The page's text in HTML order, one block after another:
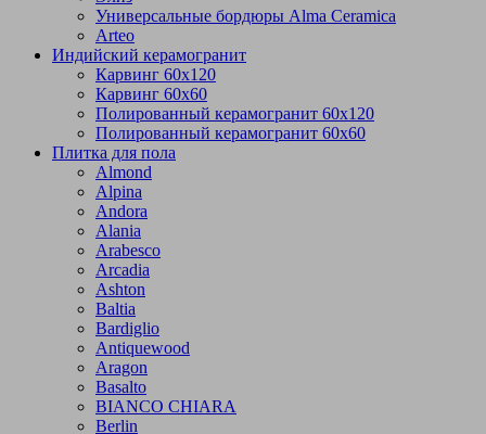
Универсальные бордюры Alma Ceramica
Arteo
Индийский керамогранит
Карвинг 60х120
Карвинг 60х60
Полированный керамогранит 60х120
Полированный керамогранит 60х60
Плитка для пола
Almond
Alpina
Andora
Alania
Arabesco
Arcadia
Ashton
Baltia
Bardiglio
Antiquewood
Aragon
Basalto
BIANCO CHIARA
Berlin